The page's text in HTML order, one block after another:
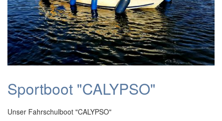
Sportboot "CALYPSO"
Unser Fahrschulboot "CALYPSO"